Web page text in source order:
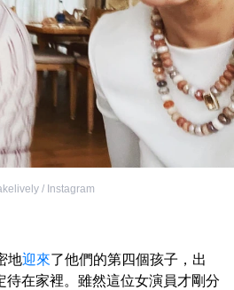
/ Instagram
地迎來了他們的第四個孩子，出
待在家裡。雖然這位女演員才剛分